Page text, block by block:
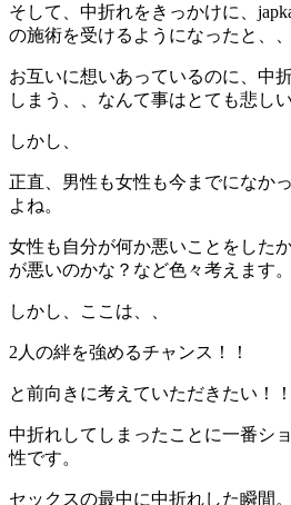
そして、中折れをきっかけに、
の施術を受けるようになったと、、
お互いに想いあっているのに、中
しまう、、なんて事はとても悲し
しかし、
正直、男性も女性も今までになか
よね。
女性も自分が何か悪いことをした
が悪いのかな？など色々考えます。
しかし、ここは、、
2人の絆を強めるチャンス！！
と前向きに考えていただきたい！！
中折れしてしまったことに一番シ
性です。
セックスの最中に中折れした瞬間。